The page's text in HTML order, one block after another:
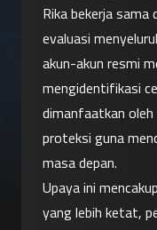
Rika bekerja sama
evaluasi
akun-akun resmi
mengidentifikasi
dimanfaatkan
proteksi guna
masa depan.
Upaya ini
yang lebih ketat,